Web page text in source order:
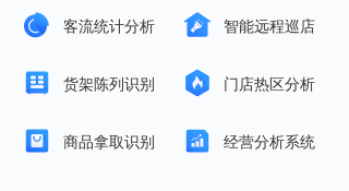
客流统计分析 智能远程巡店
货架陈列识别 门店热区分析
商品拿取识别 经营分析系统